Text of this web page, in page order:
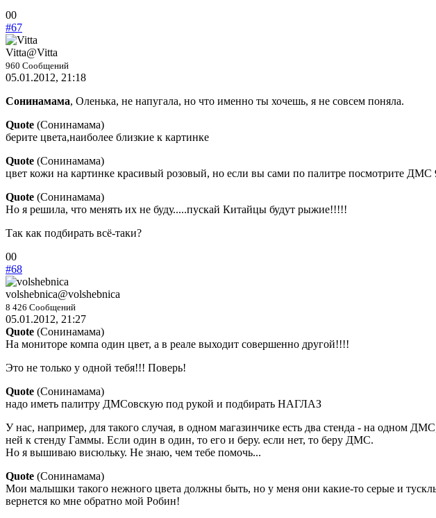
Голосуйте
-
палец
вниз.
0Голосуйте
-
палец
вверх.
0
#67
Vitta@Vitta
960 Сообщений
05.01.2012, 21:18
Сонинамама, Оленька, не напугала, но что именно ты хочешь, я не совсем поняла.
Quote (Сонинамама)
берите цвета,наиболее близкие к картинке
Quote (Сонинамама)
цвет кожи на картинке красивый розовый, но если вы сами по палитре посмотрите ДМС
Quote (Сонинамама)
Но я решила, что менять их не буду.....пускай Китайцы будут рыжие!!!!!
Так как подбирать всё-таки?
Голосуйте
-
палец
вниз.
0Голосуйте
-
палец
вверх.
0
#68
volshebnica@volshebnica
8 426 Сообщений
05.01.2012, 21:27
Quote (Сонинамама)
На мониторе компа один цвет, а в реале выходит совершенно другой!!!!
Это не только у одной тебя!!! Поверь!
Quote (Сонинамама)
надо иметь палитру ДМСовскую под рукой и подбирать НАГЛАЗ
У нас, например, для такого случая, в одном магазинчике есть два стенда - на
ней к стенду Гаммы. Если один в один, то его и беру. если нет, то беру ДМС.
Но я вышиваю висюльку. Не знаю, чем тебе помочь...
Quote (Сонинамама)
Мои малышки такого нежного цвета должны быть, но у меня они какие-то серые и
вернется ко мне обратно мой Робин!